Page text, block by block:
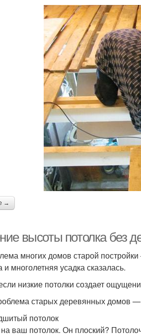
→
высоты потолка без
многих домов старой
многолетняя усадка сказалась.
низкие потолки создает
старых деревянных домов —
потолок
ваш потолок. Он плоский?